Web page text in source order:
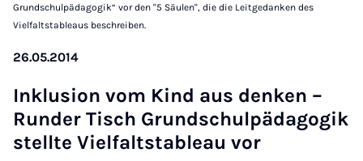
Grundschulpädagogik“ vor den "5 Säulen", die die Leitgedanken des
Vielfaltstableaus beschreiben.
26.05.2014
Inklu­sion vom Kind aus den­ken –
Runder Tisch Grundschulpäd­ago­gik
stell­te Viel­falt­stableau vor